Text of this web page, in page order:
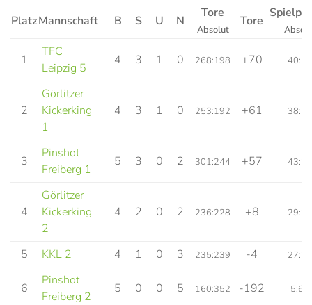
PlatzMannschaft B S U N
Tore
Absolut
Tore
1
TFC
Leipzig 5
4 3 1 0 268:198 +70 40:16
2
Görlitzer
Kickerking
1
4 3 1 0 253:192 +61 38:18
3
Pinshot
Freiberg 1
5 3 0 2 301:244 +57 43:27
4
Görlitzer
Kickerking
2
4 2 0 2 236:228 +8 29:27
5 KKL 2 4 1 0 3 235:239 -4 27:29
6
Pinshot
Freiberg 2
5 0 0 5 160:352 -192 5:65